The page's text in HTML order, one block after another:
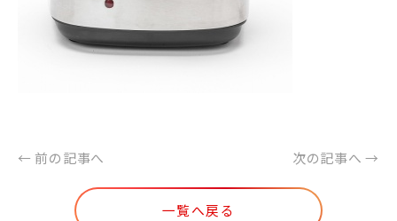
← 前の記事へ 次の記事へ →
一覧へ戻る